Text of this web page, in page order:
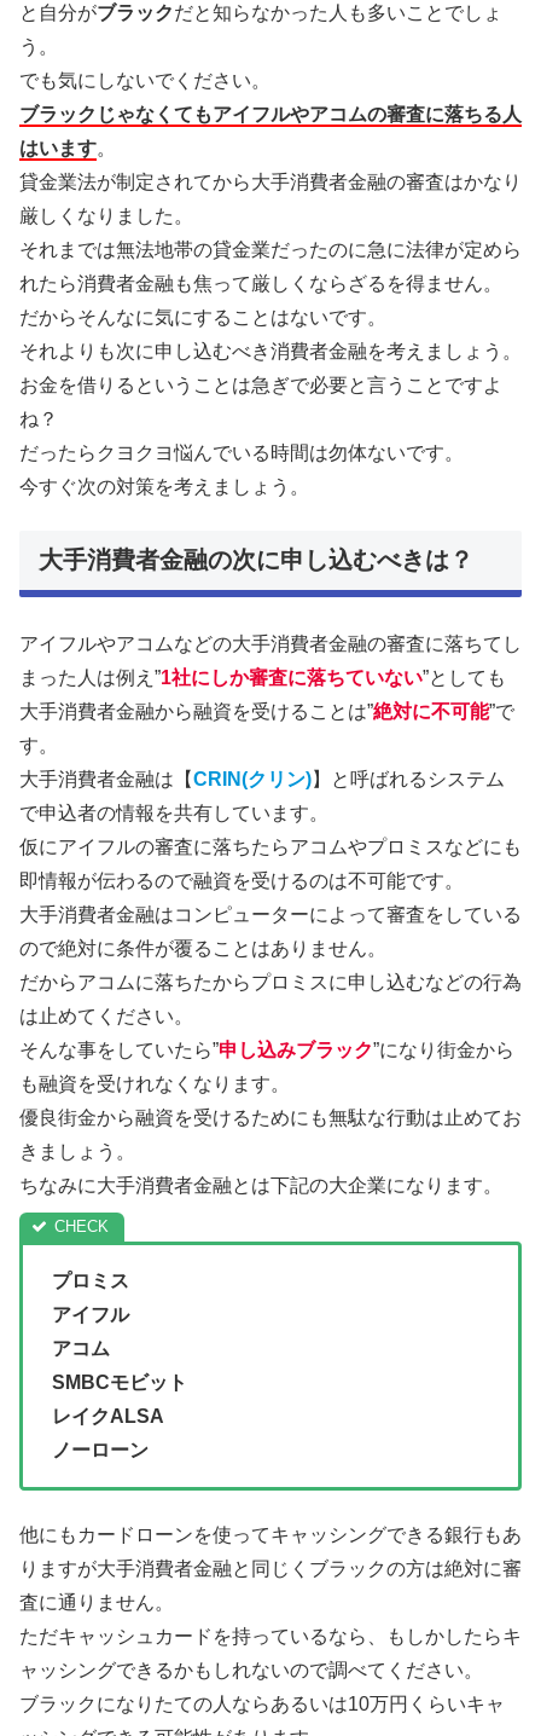
と自分がブラックだと知らなかった人も多いことでしょ
う。
でも気にしないでください。
ブラックじゃなくてもアイフルやアコムの審査に落ちる人
はいます。
貸金業法が制定されてから大手消費者金融の審査はかなり
厳しくなりました。
それまでは無法地帯の貸金業だったのに急に法律が定めら
れたら消費者金融も焦って厳しくならざるを得ません。
だからそんなに気にすることはないです。
それよりも次に申し込むべき消費者金融を考えましょう。
お金を借りるということは急ぎで必要と言うことですよ
ね？
だったらクヨクヨ悩んでいる時間は勿体ないです。
今すぐ次の対策を考えましょう。
大手消費者金融の次に申し込むべきは？
アイフルやアコムなどの大手消費者金融の審査に落ちてし
まった人は例え”1社にしか審査に落ちていない”としても
大手消費者金融から融資を受けることは”絶対に不可能”で
す。
大手消費者金融は【CRIN(クリン)】と呼ばれるシステム
で申込者の情報を共有しています。
仮にアイフルの審査に落ちたらアコムやプロミスなどにも
即情報が伝わるので融資を受けるのは不可能です。
大手消費者金融はコンピューターによって審査をしている
ので絶対に条件が覆ることはありません。
だからアコムに落ちたからプロミスに申し込むなどの行為
は止めてください。
そんな事をしていたら”申し込みブラック”になり街金から
も融資を受けれなくなります。
優良街金から融資を受けるためにも無駄な行動は止めてお
きましょう。
ちなみに大手消費者金融とは下記の大企業になります。
プロミス
アイフル
アコム
SMBCモビット
レイクALSA
ノーローン
他にもカードローンを使ってキャッシングできる銀行もあ
りますが大手消費者金融と同じくブラックの方は絶対に審
査に通りません。
ただキャッシュカードを持っているなら、もしかしたらキ
ャッシングできるかもしれないので調べてください。
ブラックになりたての人ならあるいは10万円くらいキャ